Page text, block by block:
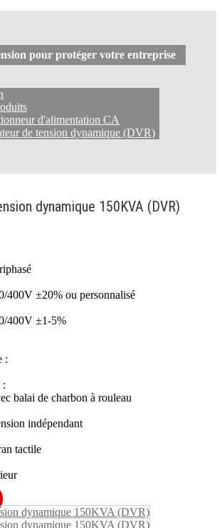
pour protéger votre entreprise
d'alimentation CA
de tension dynamique (DVR)
dynamique 150KVA (DVR)
400V ±20% ou personnalisé
400V ±1-5%
:
:
balai de charbon à rouleau
indépendant
tactile